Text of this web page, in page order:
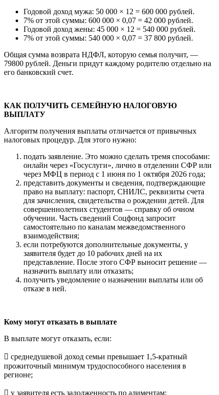
Годовой доход мужа: 50 000 × 12 = 600 000 рублей.
7% от этой суммы: 600 000 × 0,07 = 42 000 рублей.
Годовой доход жены: 45 000 × 12 = 540 000 рублей.
7% от этой суммы: 540 000 × 0,07 = 37 800 рублей.
Общая сумма возврата НДФЛ, которую семья получит, —
79800 рублей. Деньги придут каждому родителю отдельно на
его банковский счет.
КАК ПОЛУЧИТЬ СЕМЕЙНУЮ НАЛОГОВУЮ
ВЫПЛАТУ
Алгоритм получения выплаты отличается от привычных
налоговых процедур. Для этого нужно:
подать заявление. Это можно сделать тремя способами:
онлайн через «Госуслуги», лично в отделении СФР или
через МФЦ в период с 1 июня по 1 октября 2026 года;
представить документы и сведения, подтверждающие
право на выплату: паспорт, СНИЛС, реквизиты счета
для зачисления, свидетельства о рождении детей. Для
совершеннолетних студентов — справку об очном
обучении. Часть сведений Соцфонд запросит
самостоятельно по каналам межведомственного
взаимодействия;
если потребуются дополнительные документы, у
заявителя будет до 10 рабочих дней на их
представление. После этого СФР выносит решение —
назначить выплату или отказать;
получить уведомление о назначении выплаты или об
отказе в ней.
Кому могут отказать в выплате
В выплате могут отказать, если:
 среднедушевой доход семьи превышает 1,5-кратный
прожиточный минимум трудоспособного населения в
регионе;
 у заявителя есть задолженность по алиментам;